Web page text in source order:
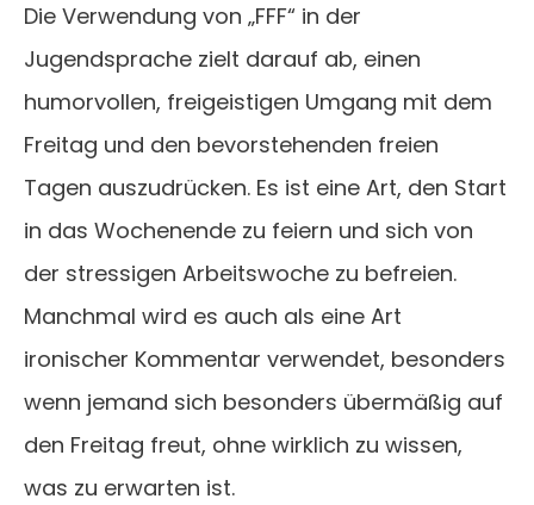
Die Verwendung von „FFF“ in der
Jugendsprache zielt darauf ab, einen
humorvollen, freigeistigen Umgang mit dem
Freitag und den bevorstehenden freien
Tagen auszudrücken. Es ist eine Art, den Start
in das Wochenende zu feiern und sich von
der stressigen Arbeitswoche zu befreien.
Manchmal wird es auch als eine Art
ironischer Kommentar verwendet, besonders
wenn jemand sich besonders übermäßig auf
den Freitag freut, ohne wirklich zu wissen,
was zu erwarten ist.